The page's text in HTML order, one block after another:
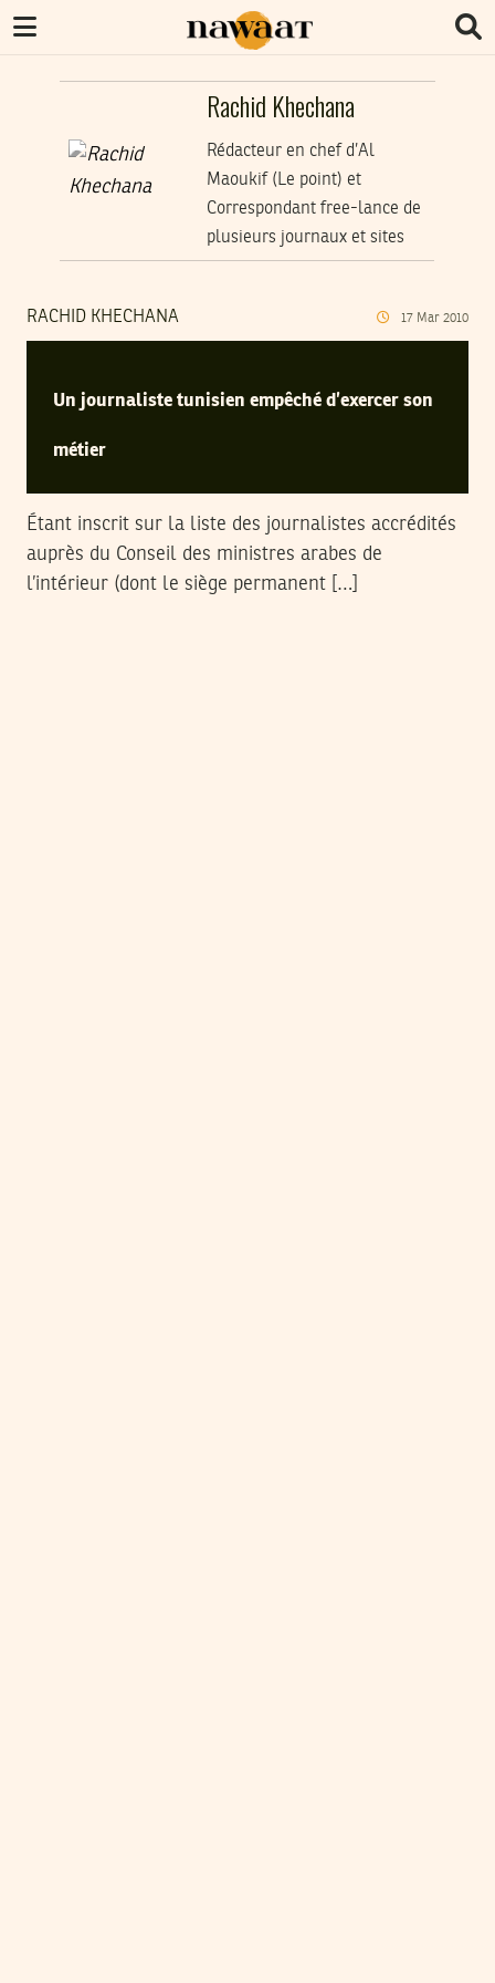
Rachid Khechana
Rédacteur en chef d’Al
Maoukif (Le point) et
Correspondant free-lance de
plusieurs journaux et sites
RACHID KHECHANA 17 Mar 2010
Un journaliste tunisien empêché d’exercer son
métier
Étant inscrit sur la liste des journalistes accrédités
auprès du Conseil des ministres arabes de
l’intérieur (dont le siège permanent […]